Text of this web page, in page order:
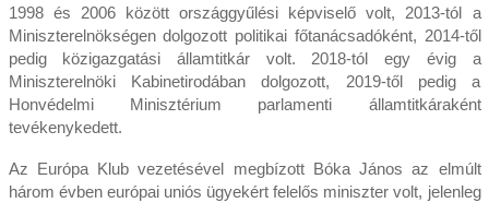
1998 és 2006 között országgyűlési képviselő volt, 2013-tól a
Miniszterelnökségen dolgozott politikai főtanácsadóként, 2014-től
pedig közigazgatási államtitkár volt. 2018-tól egy évig a
Miniszterelnöki Kabinetirodában dolgozott, 2019-től pedig a
Honvédelmi Minisztérium parlamenti államtitkáraként
tevékenykedett.
Az Európa Klub vezetésével megbízott Bóka János az elmúlt
három évben európai uniós ügyekért felelős miniszter volt, jelenleg